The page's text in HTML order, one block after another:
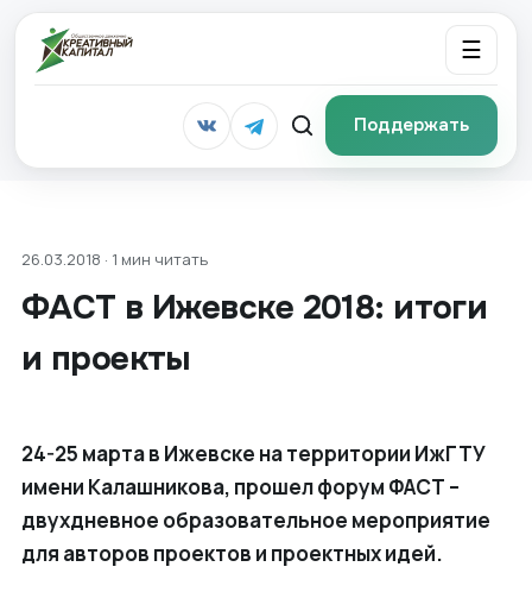
☰
Поддержать
26.03.2018 · 1 мин читать
ФАСТ в Ижевске 2018: итоги
и проекты
24-25 марта в Ижевске на территории ИжГТУ
имени Калашникова, прошел форум ФАСТ –
двухдневное образовательное мероприятие
для авторов проектов и проектных идей.